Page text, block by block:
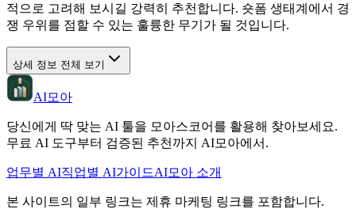
적으로 고려해 보시길 강력히 추천합니다. 숏폼 생태계에서 경
쟁 우위를 점할 수 있는 훌륭한 무기가 될 것입니다.
상세 정보 전체 보기
AI모아
당신에게 딱 맞는 AI 툴을 모아스코어를 활용해 찾아보세요.
무료 AI 도구부터 검증된 추천까지 AI모아에서.
업무별 AI직업별 AI가이드AI모아 소개
본 사이트의 일부 링크는 제휴 마케팅 링크를 포함합니다.